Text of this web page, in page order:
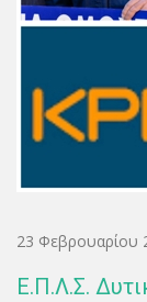
23 Φεβρουαρίου
Ε.Π.Λ.Σ.